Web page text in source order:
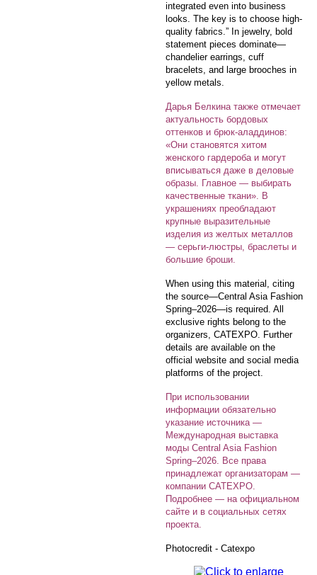
integrated even into business
looks. The key is to choose high-
quality fabrics.” In jewelry, bold
statement pieces dominate—
chandelier earrings, cuff
bracelets, and large brooches in
yellow metals.
Дарья Белкина также отмечает
актуальность бордовых
оттенков и брюк-аладдинов:
«Они становятся хитом
женского гардероба и могут
вписываться даже в деловые
образы. Главное — выбирать
качественные ткани». В
украшениях преобладают
крупные выразительные
изделия из желтых металлов
— серьги-люстры, браслеты и
большие броши.
When using this material, citing
the source—Central Asia Fashion
Spring–2026—is required. All
exclusive rights belong to the
organizers, CATEXPO. Further
details are available on the
official website and social media
platforms of the project.
При использовании
информации обязательно
указание источника —
Международная выставка
моды Central Asia Fashion
Spring–2026. Все права
принадлежат организаторам —
компании CATEXPO.
Подробнее — на официальном
сайте и в социальных сетях
проекта.
Photocredit - Catexpo